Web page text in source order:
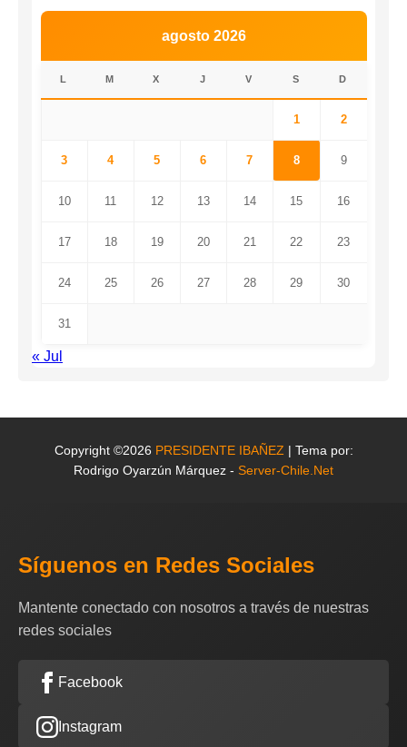
agosto 2026
L M X J V S D
1 2
3 4 5 6 7 8 9
10 11 12 13 14 15 16
17 18 19 20 21 22 23
24 25 26 27 28 29 30
31
« Jul
Copyright ©2026 PRESIDENTE IBAÑEZ | Tema por:
Rodrigo Oyarzún Márquez - Server-Chile.Net
Síguenos en Redes Sociales
Mantente conectado con nosotros a través de nuestras
redes sociales
Facebook
Instagram